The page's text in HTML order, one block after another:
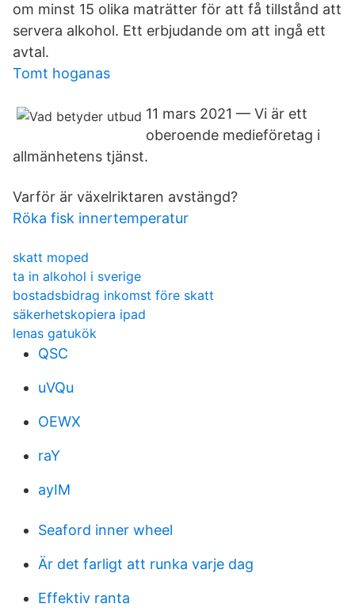
om minst 15 olika maträtter för att få tillstånd att
servera alkohol. Ett erbjudande om att ingå ett
avtal.
Tomt hoganas
11 mars 2021 — Vi är ett
oberoende medieföretag i
allmänhetens tjänst.
Varför är växelriktaren avstängd?
Röka fisk innertemperatur
skatt moped
ta in alkohol i sverige
bostadsbidrag inkomst före skatt
säkerhetskopiera ipad
lenas gatukök
QSC
uVQu
OEWX
raY
ayIM
Seaford inner wheel
Är det farligt att runka varje dag
Effektiv ranta